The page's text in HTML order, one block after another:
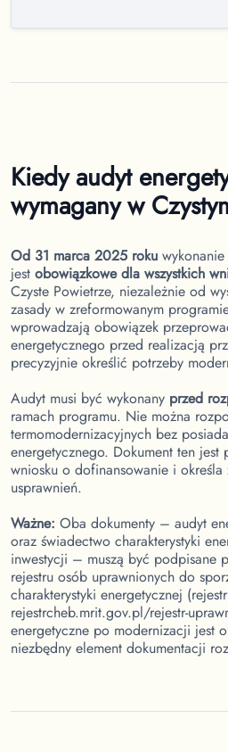
Kiedy audyt
wymagany w
Od 31 marca 2025 roku
jest obowiązkowe dla wszystkich
Czyste Powietrze, niezależnie od
zasady w zreformowanym
wprowadzają obowiązek
energetycznego przed realizacją
precyzyjnie określić potrzeby
Audyt musi być wykonany przed
ramach programu. Nie można
termomodernizacyjnych bez
energetycznego. Dokument ten jest
wniosku o dofinansowanie i określa
usprawnień.
Ważne: Oba dokumenty – audyt
oraz świadectwo charakterystyki
inwestycji – muszą być podpisane
rejestru osób uprawnionych do
charakterystyki energetycznej
rejestrcheb.mrit.gov.pl/rejestr-
energetyczne po modernizacji jest
niezbędny element dokumentacji